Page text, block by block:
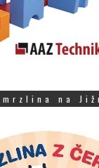
na